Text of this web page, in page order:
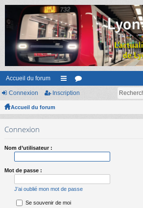
Accueil du forum
ac
s
or
Connexion Inscription
Accueil du forum
Connexion
Nom d’utilisateur :
Mot de passe :
J’ai oublié mon mot de passe
Se souvenir de moi